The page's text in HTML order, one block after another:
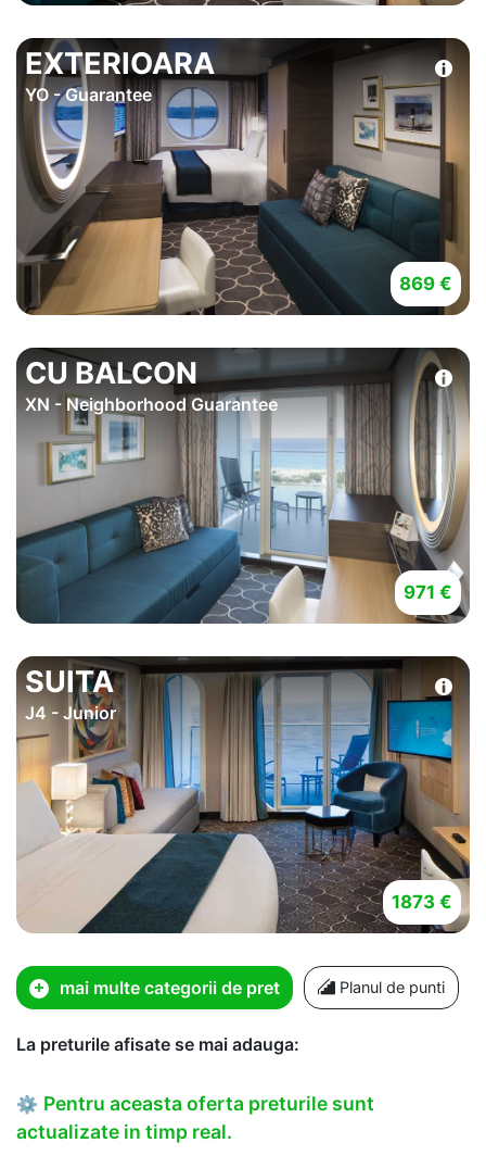
EXTERIOARA
YO - Guarantee
869 €
CU BALCON
XN - Neighborhood Guarantee
971 €
SUITA
J4 - Junior
1873 €
mai multe categorii de pret Planul de punti
La preturile afisate se mai adauga:
⚙ Pentru aceasta oferta preturile sunt
actualizate in timp real.